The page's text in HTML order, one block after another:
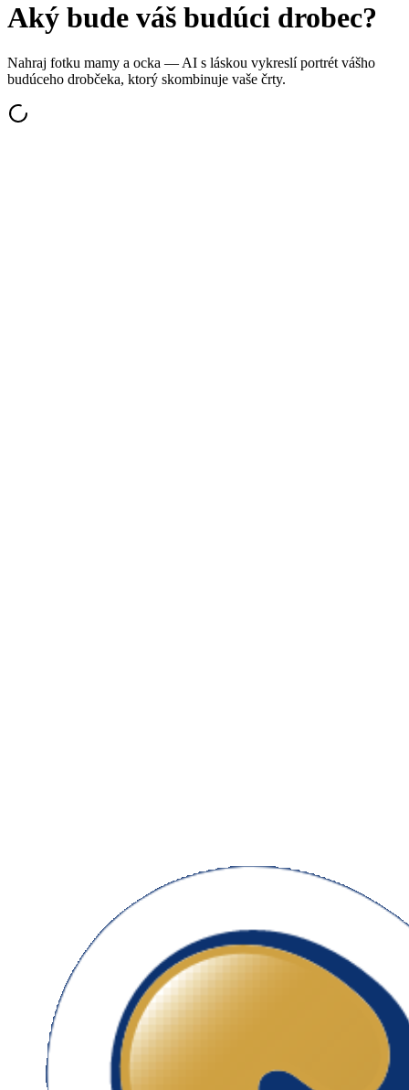
Aký bude váš budúci drobec?
Nahraj fotku mamy a ocka — AI s láskou vykreslí portrét vášho
budúceho drobčeka, ktorý skombinuje vaše črty.